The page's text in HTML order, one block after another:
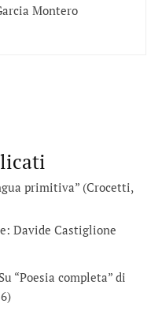
Montero
primitiva” (Crocetti,
Davide Castiglione
“Poesia completa” di